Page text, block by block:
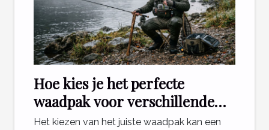
Hoe kies je het perfecte
waadpak voor verschillende
visomstandigheden?
Het kiezen van het juiste waadpak kan een